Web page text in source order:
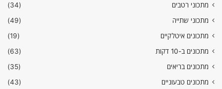
מתכוני רטבים
(34)
מתכוני שתייה
(49)
מתכונים איטלקיים
(19)
מתכונים ב-10 דקות
(63)
מתכונים בריאים
(35)
מתכונים טבעוניים
(43)